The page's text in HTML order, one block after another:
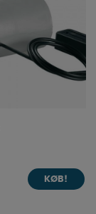
KØB!